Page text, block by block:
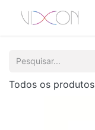
Todos os produtos